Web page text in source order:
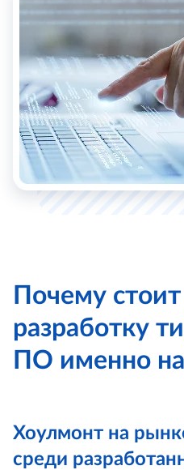
Почему
разработку
ПО именно
Хоулмонт на
среди